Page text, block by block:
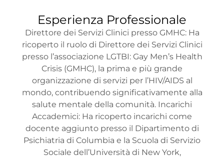
Esperienza Professionale
Direttore dei Servizi Clinici presso GMHC: Ha
ricoperto il ruolo di Direttore dei Servizi Clinici
presso l’associazione LGTBI: Gay Men’s Health
Crisis (GMHC), la prima e più grande
organizzazione di servizi per l’HIV/AIDS al
mondo, contribuendo significativamente alla
salute mentale della comunità. Incarichi
Accademici: Ha ricoperto incarichi come
docente aggiunto presso il Dipartimento di
Psichiatria di Columbia e la Scuola di Servizio
Sociale dell’Università di New York,